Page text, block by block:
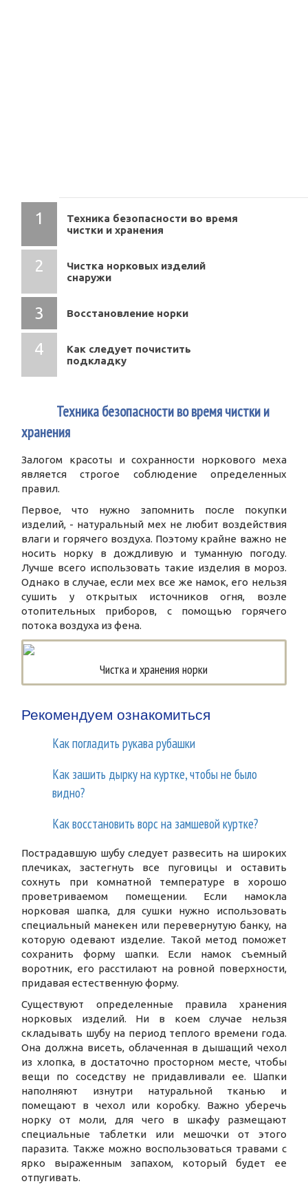
Техника безопасности во время
чистки и хранения
Чистка норковых изделий
снаружи
Восстановление норки
Как следует почистить
подкладку
Техника безопасности во время чистки и
хранения
Залогом красоты и сохранности норкового меха
является строгое соблюдение определенных
правил.
Первое, что нужно запомнить после покупки
изделий, - натуральный мех не любит воздействия
влаги и горячего воздуха. Поэтому крайне важно не
носить норку в дождливую и туманную погоду.
Лучше всего использовать такие изделия в мороз.
Однако в случае, если мех все же намок, его нельзя
сушить у открытых источников огня, возле
отопительных приборов, с помощью горячего
потока воздуха из фена.
Чистка и хранения норки
Рекомендуем ознакомиться
Как погладить рукава рубашки
Как зашить дырку на куртке, чтобы не было
видно?
Как восстановить ворс на замшевой куртке?
Пострадавшую шубу следует развесить на широких
плечиках, застегнуть все пуговицы и оставить
сохнуть при комнатной температуре в хорошо
проветриваемом помещении. Если намокла
норковая шапка, для сушки нужно использовать
специальный манекен или перевернутую банку, на
которую одевают изделие. Такой метод поможет
сохранить форму шапки. Если намок съемный
воротник, его расстилают на ровной поверхности,
придавая естественную форму.
Существуют определенные правила хранения
норковых изделий. Ни в коем случае нельзя
складывать шубу на период теплого времени года.
Она должна висеть, облаченная в дышащий чехол
из хлопка, в достаточно просторном месте, чтобы
вещи по соседству не придавливали ее. Шапки
наполняют изнутри натуральной тканью и
помещают в чехол или коробку. Важно уберечь
норку от моли, для чего в шкафу размещают
специальные таблетки или мешочки от этого
паразита. Также можно воспользоваться травами с
ярко выраженным запахом, который будет ее
отпугивать.